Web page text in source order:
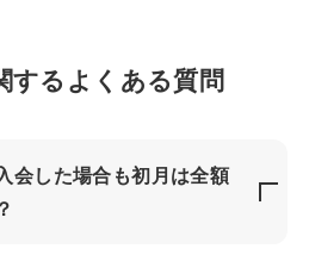
するよくある質問
会した場合も初月は全額